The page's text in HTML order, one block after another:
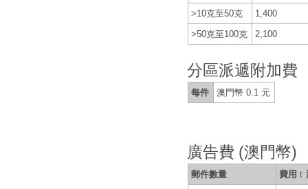
>10克至50克
1,400
>50克至100克
2,100
分區派遞附加費
每件 澳門幣 0.1 元
廣告費 (澳門幣)
郵件數量
費用